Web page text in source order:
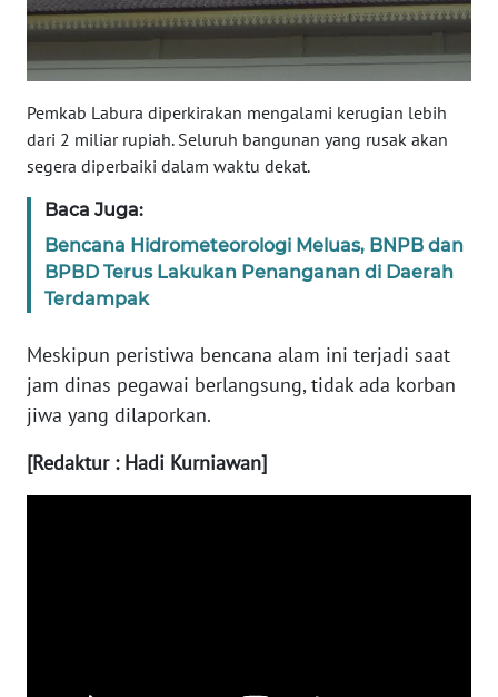
Pemkab Labura diperkirakan mengalami kerugian lebih
dari 2 miliar rupiah. Seluruh bangunan yang rusak akan
segera diperbaiki dalam waktu dekat.
Baca Juga:
Bencana Hidrometeorologi Meluas, BNPB dan
BPBD Terus Lakukan Penanganan di Daerah
Terdampak
Meskipun peristiwa bencana alam ini terjadi saat
jam dinas pegawai berlangsung, tidak ada korban
jiwa yang dilaporkan.
[Redaktur : Hadi Kurniawan]
BABEL
WN
SUMSEL
WN
BENGKULU
JATENG